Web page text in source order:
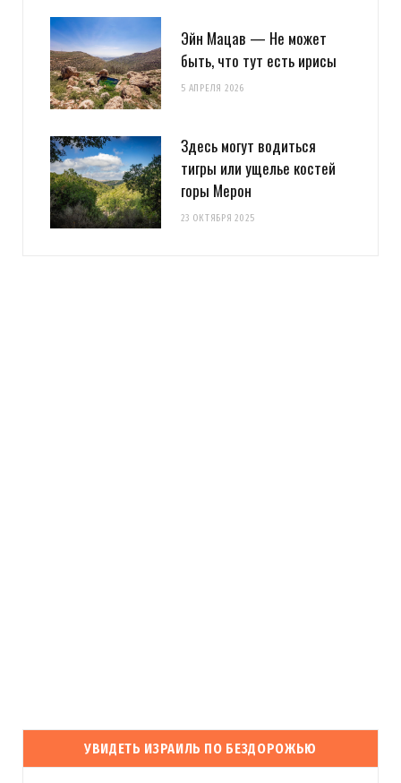
Эйн Мацав — Не может
быть, что тут есть ирисы
5 АПРЕЛЯ 2026
Здесь могут водиться
тигры или ущелье костей
горы Мерон
23 ОКТЯБРЯ 2025
УВИДЕТЬ ИЗРАИЛЬ ПО БЕЗДОРОЖЬЮ